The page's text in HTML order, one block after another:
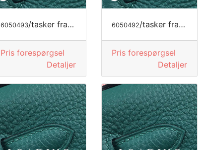
6050493/tasker fra JIMMY CHOO
Pris forespørgsel
Detaljer
6050492/tasker fra JIMMY CHOO
Pris forespørgsel
Detaljer